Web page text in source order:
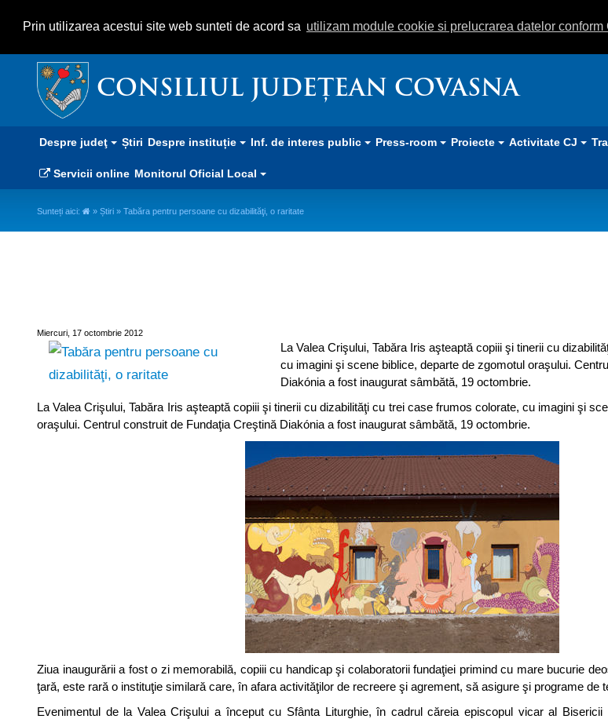
Prin utilizarea acestui site web sunteti de acord sa utilizam module cookie si prelucrarea datelor conform
CONSILIUL JUDEȚEAN COVASNA
Despre judeţ Știri Despre instituție Inf. de interes public Press-room Proiecte Activitate CJ
Servicii online Monitorul Oficial Local
Sunteți aici: » Știri » Tabăra pentru persoane cu dizabilităţi, o raritate
Miercuri, 17 octombrie 2012
La Valea Crişului, Tabăra Iris aşteaptă copiii şi tinerii cu
cu imagini şi scene biblice, departe de zgomotul oraşului.
Diakónia a fost inaugurat sâmbătă, 19 octombrie.
La Valea Crişului, Tabăra Iris aşteaptă copiii şi tinerii cu dizabilităţi cu trei case frumos colorate, cu imagini şi
oraşului. Centrul construit de Fundaţia Creştină Diakónia a fost inaugurat sâmbătă, 19 octombrie.
Ziua inaugurării a fost o zi memorabilă, copiii cu handicap şi colaboratorii fundaţiei primind cu mare bucurie
ţară, este rară o instituţie similară care, în afara activităţilor de recreere şi agrement, să asigure şi programe de
Evenimentul de la Valea Crişului a început cu Sfânta Liturghie, în cadrul căreia episcopul vicar al